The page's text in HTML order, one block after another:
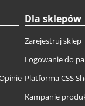
Dla sklepów
Zarejestruj sklep
Logowanie do
Platforma CSS
Kampanie